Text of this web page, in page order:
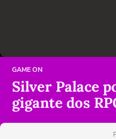
GAME ON
Silver Palace
gigante dos